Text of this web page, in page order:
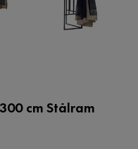
cm Stålram